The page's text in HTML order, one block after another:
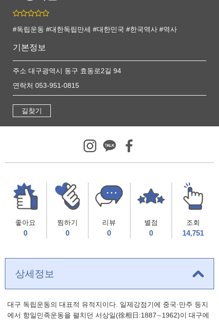
#독립운동 #대한독립만세 #대한민국 #한국역사 #역사
기본정보
주소 대구광역시 동구 효동로2길 94
연락처 053-951-0815
길찾기
좋아요
0
찜하기
0
리뷰
0
별점
0
조회
14,751
상세정보
대구 독립운동의 대표적 유적지이다. 일제강점기에 중국·만주 등지
에서 항일민족운동을 펼치던 서상일(徐相日:1887∼1962)이 대구에